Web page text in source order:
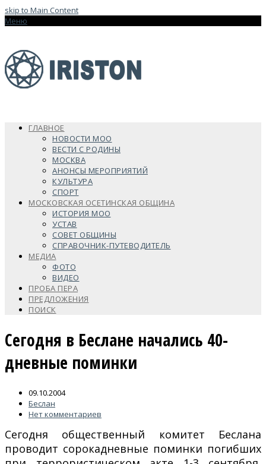
skip to Main Content
Меню
ГЛАВНОЕ
НОВОСТИ МОО
ВЕСТИ С РОДИНЫ
МОСКВА
АНОНСЫ МЕРОПРИЯТИЙ
КУЛЬТУРА
СПОРТ
МОСКОВСКАЯ ОСЕТИНСКАЯ ОБЩИНА
ИСТОРИЯ МОО
УСТАВ
СОВЕТ ОБЩИНЫ
СПРАВОЧНИК-ПУТЕВОДИТЕЛЬ
МЕДИА
ФОТО
ВИДЕО
ПРОБА ПЕРА
ПРЕДЛОЖЕНИЯ
ПОИСК
Сегодня в Беслане начались 40-
дневные поминки
09.10.2004
Беслан
Нет комментариев
Сегодня общественный комитет Беслана
проводит сорокадневные поминки погибших